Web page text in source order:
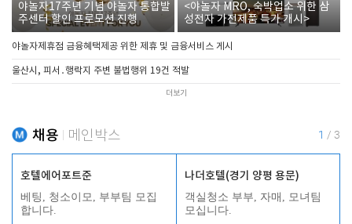
야놀자17주년 기념 야놀자 통합발
주센터 할인 프로모션 진행
<야놀자 MRO, 숙박업소 위한 삼
성전자 가전제품 특가 개시>
야놀자제휴점 금융혜택제공 위한 제휴 및 금융서비스 게시
울산시, 피서․행락지 주변 불법행위 19건 적발
더보기
채용 메인박스 1 / 3
호텔에어포트준
베팅, 청소이모, 부부팀 모집
합니다.
나더호텔(경기 양평 용문)
객실청소 부부, 자매, 모녀팀
모십니다.